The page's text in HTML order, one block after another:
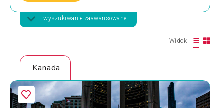
wyszukiwanie zaawansowane
Widok
Kanada